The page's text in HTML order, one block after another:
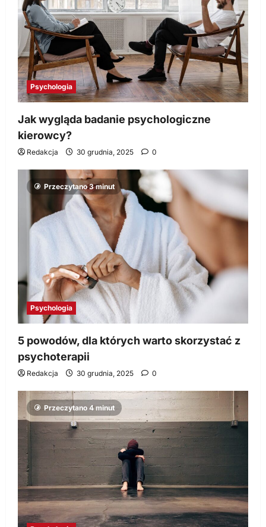
Psychologia
Jak wygląda badanie psychologiczne
kierowcy?
Redakcja 30 grudnia, 2025 0
Przeczytano 3 minut
Psychologia
5 powodów, dla których warto skorzystać z
psychoterapii
Redakcja 30 grudnia, 2025 0
Przeczytano 4 minut